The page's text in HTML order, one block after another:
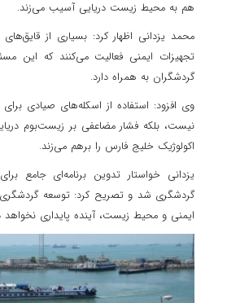
هم به محیط زیست دریایی آسیب می‌زند.
محمد یزدانی اظهار کرد: بسیاری از
تجهیزات ایمنی فعالیت می‌کنند که این
گردشگران به همراه دارد.
وی افزود: استفاده از اسکله‌های صیادی
نیست، بلکه فشار مضاعفی بر زیست‌بوم
اکولوژیک خلیج فارس را برهم می‌زند.
یزدانی خواستار تدوین برنامه‌ای جامع
گردشگری شد و تصریح کرد: توسعه گردشگری
ایمنی و محیط زیست، آینده پایداری